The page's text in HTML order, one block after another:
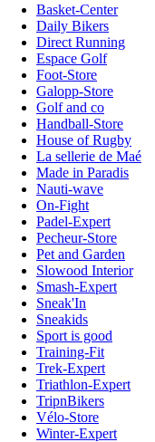
Basket-Center
Daily Bikers
Direct Running
Espace Golf
Foot-Store
Galopp-Store
Golf and co
Handball-Store
House of Rugby
La sellerie de Maé
Made in Paradis
Nauti-wave
On-Fight
Padel-Expert
Pecheur-Store
Pet and Garden
Slowood Interior
Smash-Expert
Sneak'In
Sneakids
Sport is good
Training-Fit
Trek-Expert
Triathlon-Expert
TripnBikers
Vélo-Store
Winter-Expert